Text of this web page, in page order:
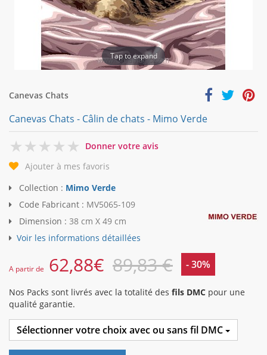
Tap to expand
Canevas Chats
Canevas Chats - Câlin de chats - Mimo Verde
0
Donner votre avis
Ajouter à mes favoris
Collection : Mimo Verde
Code Fabricant : MV5065-109
Dimension : 38 cm X 49 cm
Voir les informations détaillées
A partir de 62,88€ 89,83 € - 30%
Nos Packs sont livrés avec la totalité des fils DMC pour une
qualité garantie.
Sélectionner votre choix avec ou sans fil DMC